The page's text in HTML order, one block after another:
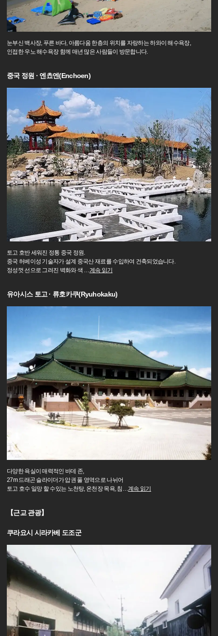
눈부신 백사장, 푸른 바다, 아름다움 한층의 위치를 자랑하는 하와이 해수욕장,
인접한 우노 해수욕장 함께 매년 많은 사람들이 방문합니다.
중국 정원 · 엔쵸엔(Enchoen)
토고 호반 세워진 정통 중국 정원.
중국 허베이성 기술자가 설계 중국산 재료를 수입하여 건축되었습니다.
정성껏 선으로 그려진 벽화와 색 …계속 읽기
유아시스 토고 · 류호카쿠(Ryuhokaku)
다양한 욕실이 매력적인 바데 존,
27m 드래곤 슬라이더가 압권 풀 영역으로 나뉘어
토고 호수 일망 할 수있는 노천탕, 온천장 목욕, 침 …계속 읽기
【근교 관광】
쿠라요시 시라카베 도조군